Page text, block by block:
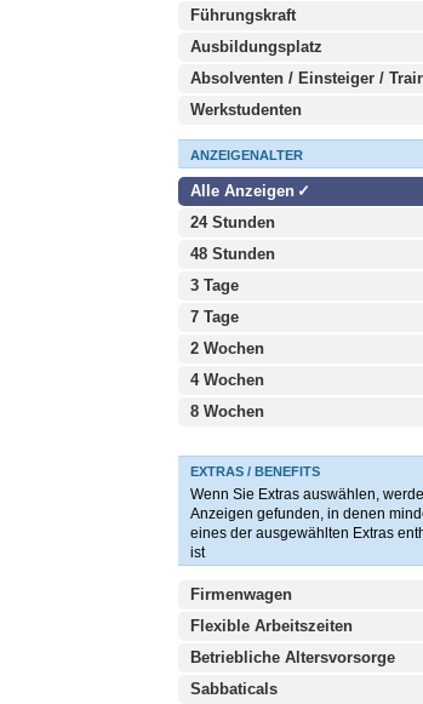
Führungskraft
Ausbildungsplatz
Absolventen / Einsteiger /
Werkstudenten
ANZEIGENALTER
Alle Anzeigen
24 Stunden
48 Stunden
3 Tage
7 Tage
2 Wochen
4 Wochen
8 Wochen
EXTRAS / BENEFITS
Wenn Sie Extras auswählen,
Anzeigen gefunden, in denen
eines der ausgewählten Extras
ist
Firmenwagen
Flexible Arbeitszeiten
Betriebliche Altersvorsorge
Sabbaticals